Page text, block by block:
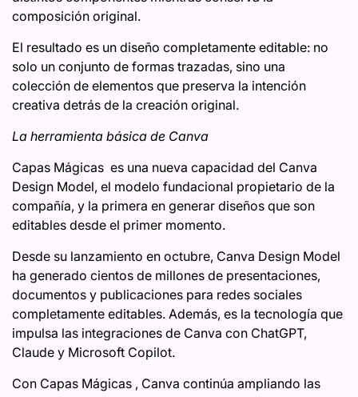
composición original.
El resultado es un diseño completamente editable: no
solo un conjunto de formas trazadas, sino una
colección de elementos que preserva la intención
creativa detrás de la creación original.
La herramienta básica de Canva
Capas Mágicas es una nueva capacidad del Canva
Design Model, el modelo fundacional propietario de la
compañía, y la primera en generar diseños que son
editables desde el primer momento.
Desde su lanzamiento en octubre, Canva Design Model
ha generado cientos de millones de presentaciones,
documentos y publicaciones para redes sociales
completamente editables. Además, es la tecnología que
impulsa las integraciones de Canva con ChatGPT,
Claude y Microsoft Copilot.
Con Capas Mágicas , Canva continúa ampliando las